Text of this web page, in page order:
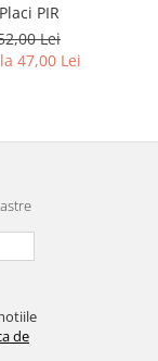
Placi PIR
Lei
47,00 Lei
de